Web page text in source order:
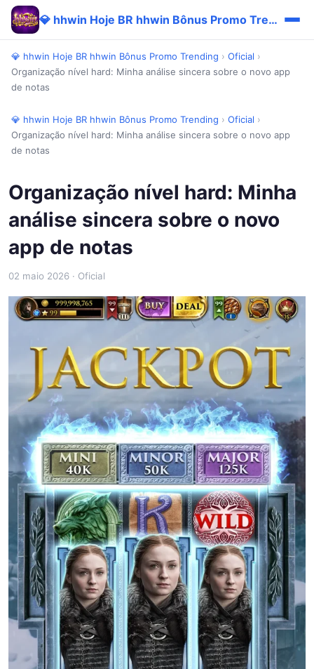
💎 hhwin Hoje BR hhwin Bônus Promo Trending
💎 hhwin Hoje BR hhwin Bônus Promo Trending › Oficial ›
Organização nível hard: Minha análise sincera sobre o novo app
de notas
💎 hhwin Hoje BR hhwin Bônus Promo Trending › Oficial ›
Organização nível hard: Minha análise sincera sobre o novo app
de notas
Organização nível hard: Minha
análise sincera sobre o novo
app de notas
02 maio 2026 · Oficial